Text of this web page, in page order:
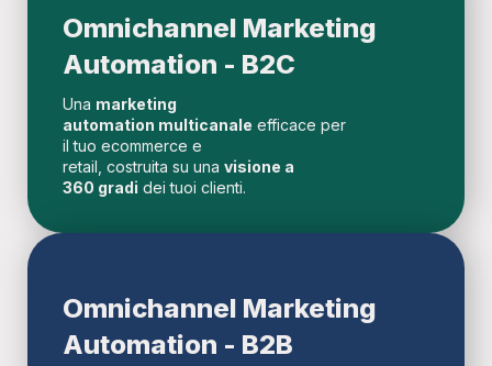
Omnichannel Marketing
Automation - B2C
Una marketing
automation multicanale efficace per
il tuo ecommerce e
retail, costruita su una visione a
360 gradi dei tuoi clienti.
Omnichannel Marketing
Automation - B2B